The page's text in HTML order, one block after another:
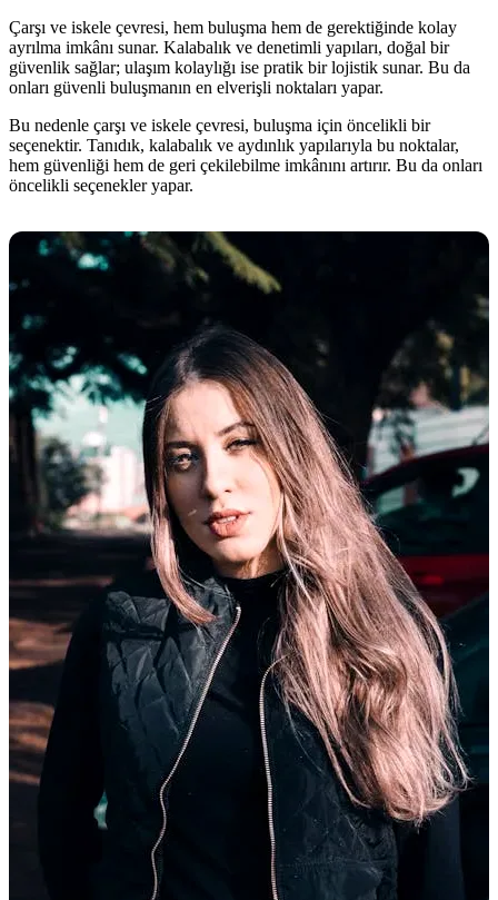
Çarşı ve iskele çevresi, hem buluşma hem de gerektiğinde kolay
ayrılma imkânı sunar. Kalabalık ve denetimli yapıları, doğal bir
güvenlik sağlar; ulaşım kolaylığı ise pratik bir lojistik sunar. Bu da
onları güvenli buluşmanın en elverişli noktaları yapar.
Bu nedenle çarşı ve iskele çevresi, buluşma için öncelikli bir
seçenektir. Tanıdık, kalabalık ve aydınlık yapılarıyla bu noktalar,
hem güvenliği hem de geri çekilebilme imkânını artırır. Bu da onları
öncelikli seçenekler yapar.